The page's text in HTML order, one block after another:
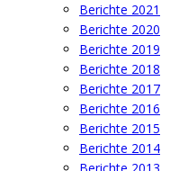
Berichte 2021
Berichte 2020
Berichte 2019
Berichte 2018
Berichte 2017
Berichte 2016
Berichte 2015
Berichte 2014